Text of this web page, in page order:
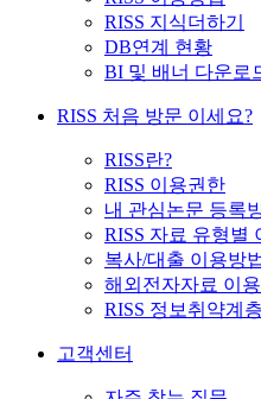
RISS 지식더하기
DB연계 현황
BI 및 배너 다운로
RISS 처음 방문 이세요?
RISS란?
RISS 이용권한
내 관심논문 등록
RISS 자료 유형별
복사/대출 이용방
해외전자자료 이
RISS 정보취약계
고객센터